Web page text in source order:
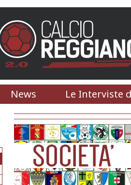
News Le Interviste